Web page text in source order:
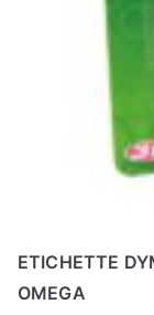
ETICHETTE
OMEGA